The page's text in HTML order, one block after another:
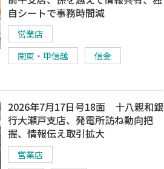
自シートで事務時間減
営業店
関東・甲信越
信金
2026年7月17日号18面 十八親和銀
行大瀬戸支店、発電所訪ね動向把
握、情報伝え取引拡大
営業店